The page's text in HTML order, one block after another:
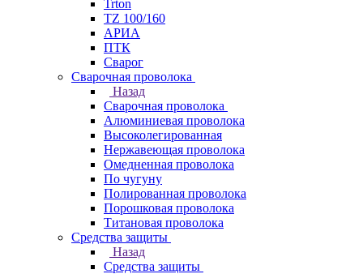
Trton
TZ 100/160
АРИА
ПТК
Сварог
Сварочная проволока
Назад
Сварочная проволока
Алюминиевая проволока
Высоколегированная
Нержавеющая проволока
Омедненная проволока
По чугуну
Полированная проволока
Порошковая проволока
Титановая проволока
Средства защиты
Назад
Средства защиты